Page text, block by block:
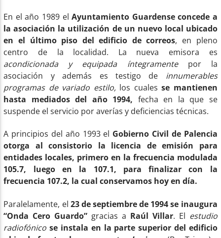
En el año 1989 el Ayuntamiento Guardense concede a
la asociación la utilización de un nuevo local ubicado
en el último piso del edificio de correos, en pleno
centro de la localidad. La nueva emisora es
acondicionada y equipada íntegramentepor la
asociación y además es testigo de innumerables
programas de variado estilo, los cualesse mantienen
hasta mediados del año 1994, fecha en la que se
suspende el servicio por averías y deficiencias técnicas.
A principios del año 1993 el Gobierno Civil de Palencia
otorga al consistorio la licencia de emisión para
entidades locales, primero en la frecuencia modulada
105.7, luego en la 107.1, para finalizar con la
frecuencia 107.2, la cual conservamos hoy en día.
Paralelamente, el 23 de septiembre de 1994 se inaugura
“Onda Cero Guardo” gracias a Raúl Villar. El estudio
radiofónico se instala en la parte superior del edificio